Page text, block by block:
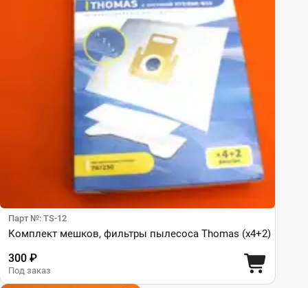
Парт №: TS-12
Комплект мешков, фильтры пылесоса Thomas (x4+2)
300 ₽
Под заказ